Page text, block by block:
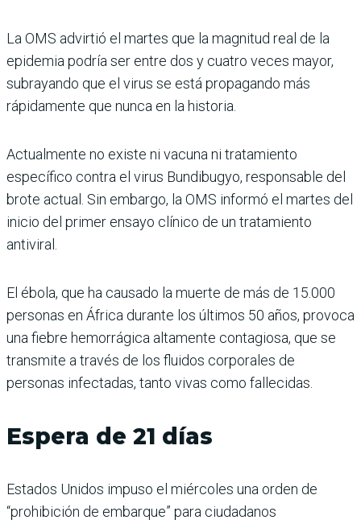
La OMS advirtió el martes que la magnitud real de la
epidemia podría ser entre dos y cuatro veces mayor,
subrayando que el virus se está propagando más
rápidamente que nunca en la historia.
Actualmente no existe ni vacuna ni tratamiento
específico contra el virus Bundibugyo, responsable del
brote actual. Sin embargo, la OMS informó el martes del
inicio del primer ensayo clínico de un tratamiento
antiviral.
El ébola, que ha causado la muerte de más de 15.000
personas en África durante los últimos 50 años, provoca
una fiebre hemorrágica altamente contagiosa, que se
transmite a través de los fluidos corporales de
personas infectadas, tanto vivas como fallecidas.
Espera de 21 días
Estados Unidos impuso el miércoles una orden de
“prohibición de embarque” para ciudadanos